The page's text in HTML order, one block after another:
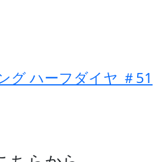
グ ハーフダイヤ ＃51